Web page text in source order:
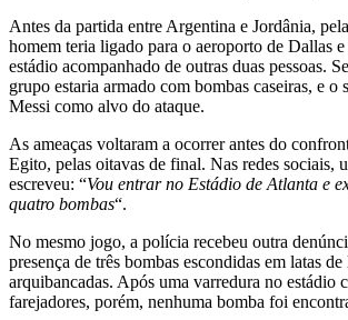
Antes da partida entre Argentina e Jordânia,
homem teria ligado para o aeroporto de Dallas
estádio acompanhado de outras duas pessoas.
grupo estaria armado com bombas caseiras, e o
Messi como alvo do ataque.
As ameaças voltaram a ocorrer antes do
Egito, pelas oitavas de final. Nas redes sociais,
escreveu: “Vou entrar no Estádio de Atlanta e
quatro bombas“.
No mesmo jogo, a polícia recebeu outra
presença de três bombas escondidas em latas
arquibancadas. Após uma varredura no estádio
farejadores, porém, nenhuma bomba foi